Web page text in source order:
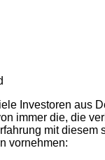
Investoren aus
immer die, die
mit diesem
vornehmen: